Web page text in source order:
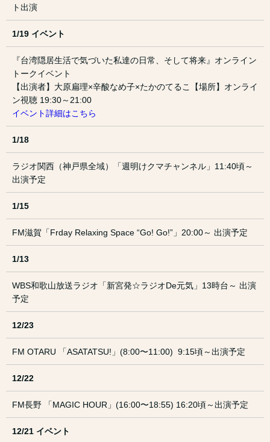
ト出演
1/19 イベント
『台湾隠居生活で気づいた私達の日常、そして将来』オンライン
トークイベント
【出演者】大原扁理×辛酸なめ子×たかのてるこ【場所】オンライ
ン視聴 19:30～21:00
イベント詳細はこちら
1/18
ラジオ関西（神戸県全域）「週明けクマチャンネル」11:40頃～
出演予定
1/15
FM滋賀「Frday Relaxing Space “Go! Go!”」20:00～ 出演予定
1/13
WBS和歌山放送ラジオ「新宮発☆ラジオDe元気」13時台～ 出演
予定
12/23
FM OTARU 「ASATATSU!」(8:00〜11:00) 9:15頃～出演予定
12/22
FM長野 「MAGIC HOUR」(16:00〜18:55) 16:20頃～出演予定
12/21 イベント